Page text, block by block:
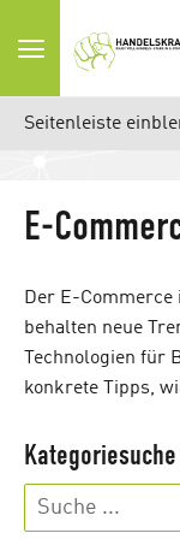
E-
Der E-
behalten neue
Technologien für
konkrete Tipps,
Kategoriesuche
Seitenleiste